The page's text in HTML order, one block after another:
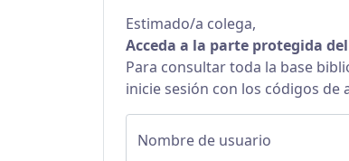
Estimado/a colega,
Acceda a la parte protegida
Para consultar toda la base
inicie sesión con los códigos de
Nombre de usuario